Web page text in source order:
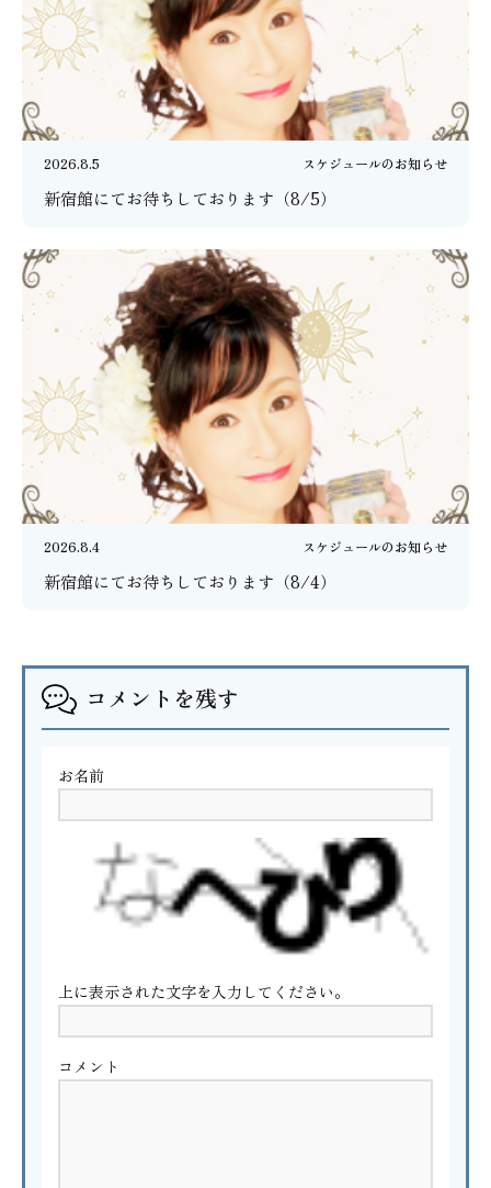
2026.8.5 スケジュールのお知らせ
新宿館にてお待ちしております（8/5）
2026.8.4 スケジュールのお知らせ
新宿館にてお待ちしております（8/4）
コメントを残す
お名前
上に表示された文字を入力してください。
コメント